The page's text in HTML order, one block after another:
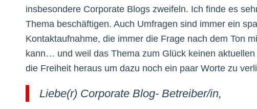
insbesondere Corporate Blogs zweifeln. Ich finde es
Thema beschäftigen. Auch Umfragen sind immer ein
Kontaktaufnahme, die immer die Frage nach dem Ton
kann… und weil das Thema zum Glück keinen
die Freiheit heraus um dazu noch ein paar Worte zu
Liebe(r) Corporate Blog- Betreiber/in,